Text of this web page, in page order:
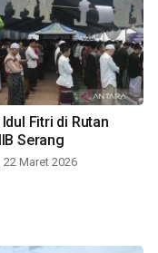
Fitri di Rutan
Serang
Maret 2026